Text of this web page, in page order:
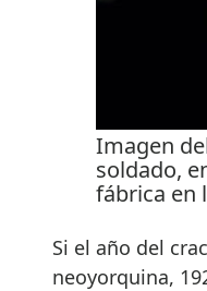
Imagen
soldado,
fábrica en
Si el año del
neoyorquina,